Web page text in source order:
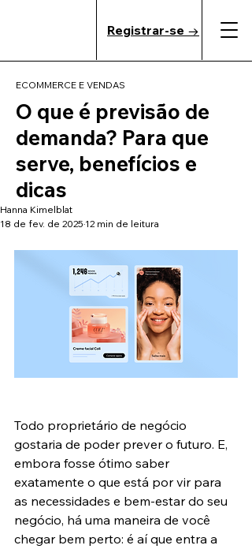
Registrar-se →
ECOMMERCE E VENDAS
O que é previsão de
demanda? Para que
serve, benefícios e
dicas
Hanna Kimelblat
18 de fev. de 2025 12 min de leitura
Todo proprietário de negócio
gostaria de poder prever o futuro. E,
embora fosse ótimo saber
exatamente o que está por vir para
as necessidades e bem-estar do seu
negócio, há uma maneira de você
chegar bem perto: é aí que entra a